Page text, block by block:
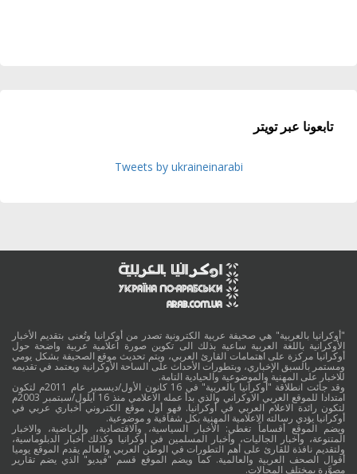
تابعونا عبر تويتر
Tweets by ukraineinarabi
"أوكرانيا بالعربية" هي صحيفة عربية الكترونية تصدر من أوكرانيا وتُعنى بتقديم الأخبار
الأوكرانية باللغة العربية ساعية بذلك الى تكوين صورة اعلامية عربية واضحة حول
أوكرانيا مركزة على اهتمامات القارئ العربي، ويتم تحديث موقع الصحيفة بشكل يومي
ومستمر بالسبق الإخباري، وبتطورات الأحداث على الساحة الأوكرانية ويعتمد في تقديمه
للاخبار على المهنية والموضوعية والحيادية التامة.
وقد جائت انطلاقة "أوكرانيا بالعربية" في 16 كانون الأول/ديسمبر عام 2011م لتكون
امتدادا للموقع العربي الاوكراني والذي بدأ عمله الاعلامي منذ 16 أيلول/سبتمبر 2003م
لتكون رائدة الاعلام العربي في أوكرانيا. فهو أول موقع الكتروني أخباري عربي في
أوكرانيا يؤدي رسالته الاعلامية المهنية بكل شفافية و موضوعية.
ويضم الموقع أقساماً تغطي: الأخبار السياسية، والاقتصادية، والرياضية، والاخبار
المتنوعة، وأخبار الجاليات، وأخبار المسلمين في أوكرانيا وكذلك أخبار الدبلوماسية،
ولتقديم نافذة للقارئ على أهم التطورات في الوطن العربي والعالم يقدم الموقع يوميا
أقوال الصحف العربية والعالمية. كما ويضم الموقع قسم "فيديو" الذي يضم تقارير
مصوَّرة بمختلف المجالات.